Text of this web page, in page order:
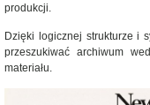
produkcji.
Dzięki logicznej strukturze i
przeszukiwać archiwum
materiału.